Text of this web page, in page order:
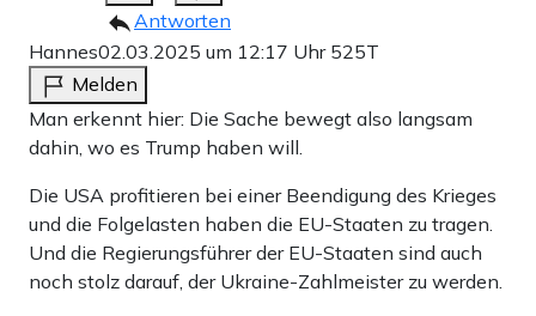
Antworten
Hannes02.03.2025 um 12:17 Uhr 525T
Melden
Man erkennt hier: Die Sache bewegt also langsam
dahin, wo es Trump haben will.
Die USA profitieren bei einer Beendigung des Krieges
und die Folgelasten haben die EU-Staaten zu tragen.
Und die Regierungsführer der EU-Staaten sind auch
noch stolz darauf, der Ukraine-Zahlmeister zu werden.